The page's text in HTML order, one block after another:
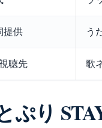
提供 う
聴先 歌
ぷり